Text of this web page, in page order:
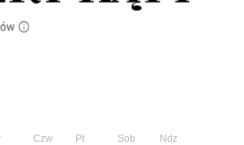
Czw Pt Sob Ndz